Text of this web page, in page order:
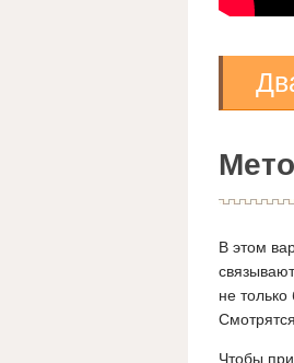
В этом
не
Чтобы